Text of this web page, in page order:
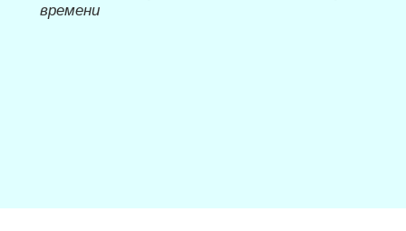
времени